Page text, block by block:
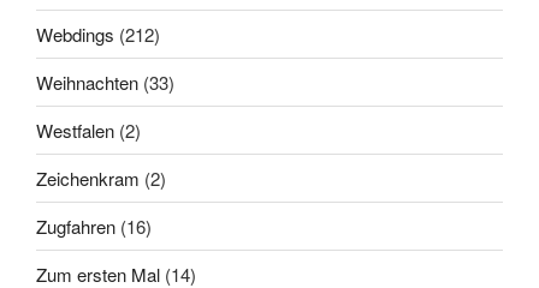
Webdings (212)
Weihnachten (33)
Westfalen (2)
Zeichenkram (2)
Zugfahren (16)
Zum ersten Mal (14)